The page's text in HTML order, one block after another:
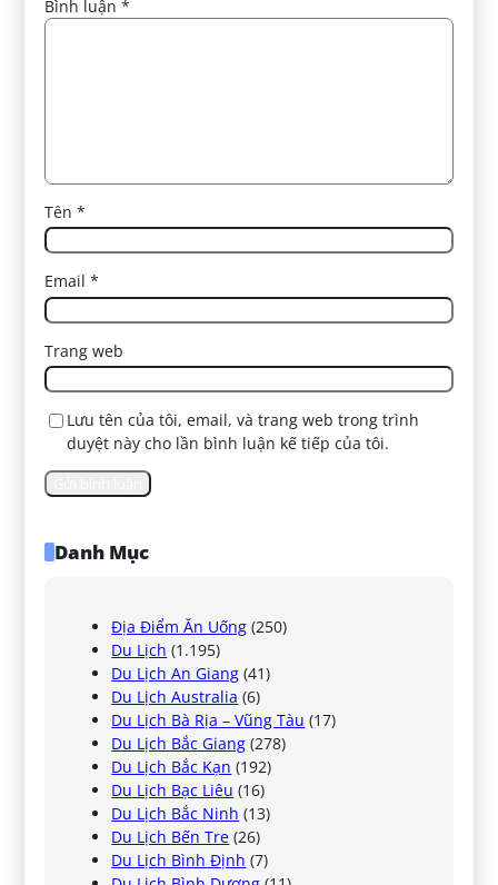
Bình luận*
Tên*
Email*
Trang web
Lưu tên của tôi, email, và trang web trong trình
duyệt này cho lần bình luận kế tiếp của tôi.
Danh Mục
Địa Điểm Ăn Uống (250)
Du Lịch (1.195)
Du Lịch An Giang (41)
Du Lịch Australia (6)
Du Lịch Bà Rịa – Vũng Tàu (17)
Du Lịch Bắc Giang (278)
Du Lịch Bắc Kạn (192)
Du Lịch Bạc Liêu (16)
Du Lịch Bắc Ninh (13)
Du Lịch Bến Tre (26)
Du Lịch Bình Định (7)